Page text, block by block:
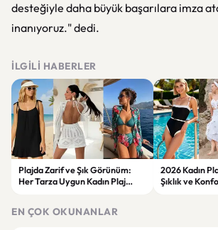
desteğiyle daha büyük başarılara imza
inanıyoruz." dedi.
İLGILI HABERLER
Plajda Zarif ve Şık Görünüm:
Her Tarza Uygun Kadın Plaj
2026 Kadın
Şıklık ve
EN ÇOK OKUNANLAR